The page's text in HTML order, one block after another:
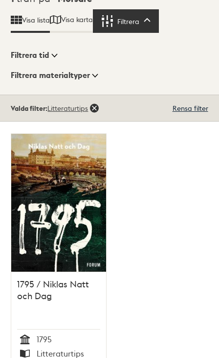
Visa lista Visa karta Filtrera
Visningsläge
Filtrera tid
Filtrera materialtyper
träffar
Valda filter:Litteraturtips Rensa filter
1795 / Niklas Natt
och Dag
Tid
1795
Litteraturtips